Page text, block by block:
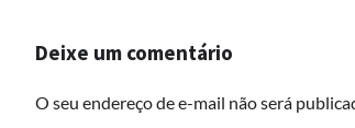
Deixe um comentário
O seu endereço de e-mail não será